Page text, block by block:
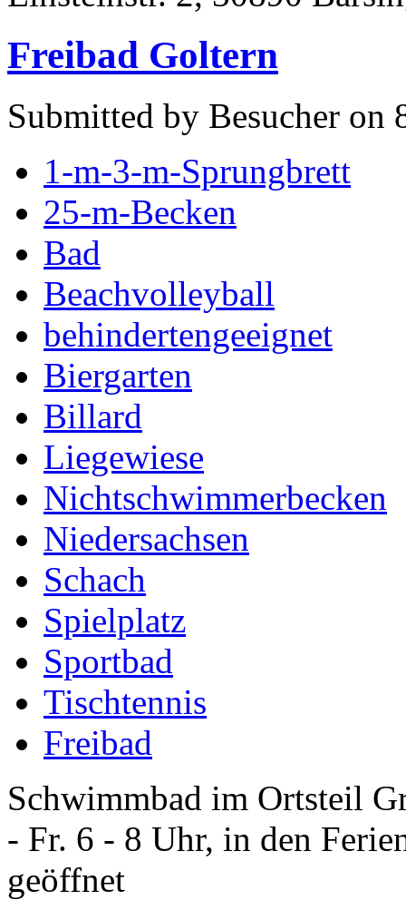
Freibad Goltern
Submitted by Besucher on
1-m-3-m-Sprungbrett
25-m-Becken
Bad
Beachvolleyball
behindertengeeignet
Biergarten
Billard
Liegewiese
Nichtschwimmerbecken
Niedersachsen
Schach
Spielplatz
Sportbad
Tischtennis
Freibad
Schwimmbad im Ortsteil
- Fr. 6 - 8 Uhr, in den
geöffnet